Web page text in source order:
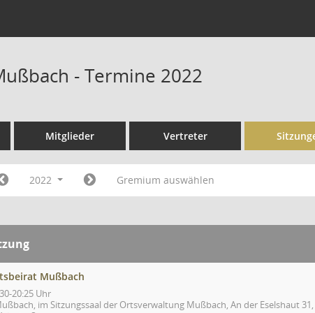
- Termine 2022
Mitglieder Vertreter
2022 Gremium auswählen
Mußbach
20:25 Uhr
im Sitzungssaal der Ortsverwaltung Mußbach, An der Eselshaut